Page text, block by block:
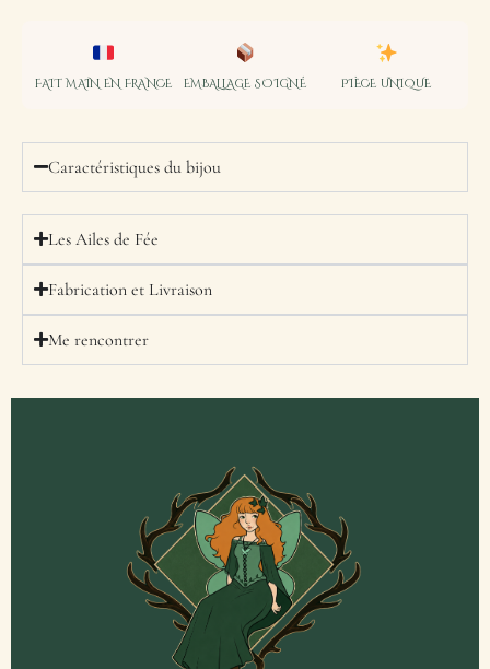
FAIT MAIN EN FRANCE EMBALLAGE SOIGNÉ PIÈCE UNIQUE
Caractéristiques du bijou
Les Ailes de Fée
Fabrication et Livraison
Me rencontrer